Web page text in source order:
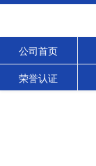
公司首页
荣誉认证